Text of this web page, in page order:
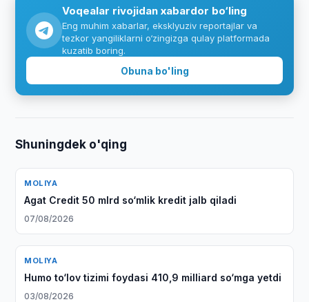
Voqealar rivojidan xabardor bo‘ling
Eng muhim xabarlar, eksklyuziv reportajlar va
tezkor yangiliklarni o‘zingizga qulay platformada
kuzatib boring.
Obuna bo'ling
Shuningdek o'qing
MOLIYA
Agat Credit 50 mlrd so‘mlik kredit jalb qiladi
07/08/2026
MOLIYA
Humo to‘lov tizimi foydasi 410,9 milliard so‘mga yetdi
03/08/2026